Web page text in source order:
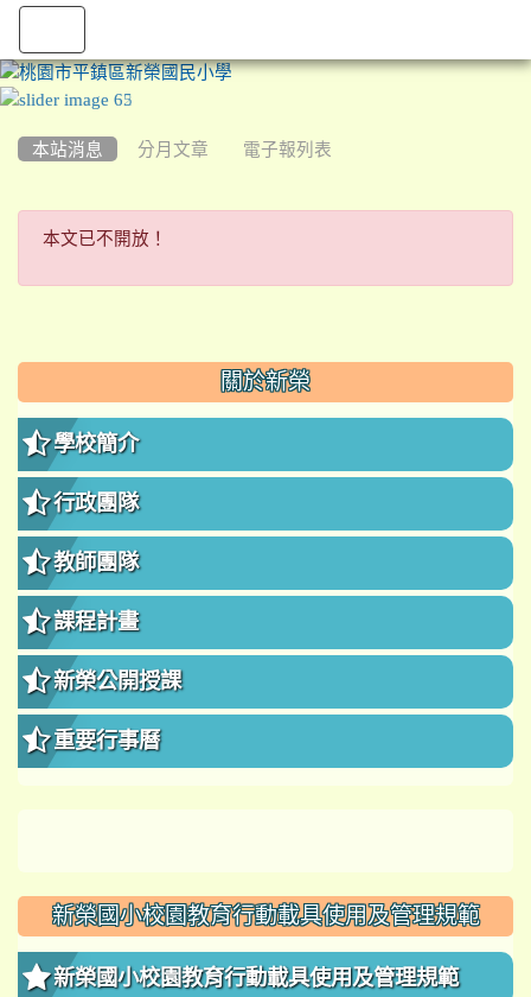
本站消息 分月文章 電子報列表
本文已不開放！
本文已不開放！
::: 關於新榮
學校簡介
行政團隊
教師團隊
課程計畫
新榮公開授課
重要行事曆
新榮國小校園教育行動載具使用及管理規範
新榮國小校園教育行動載具使用及管理規範